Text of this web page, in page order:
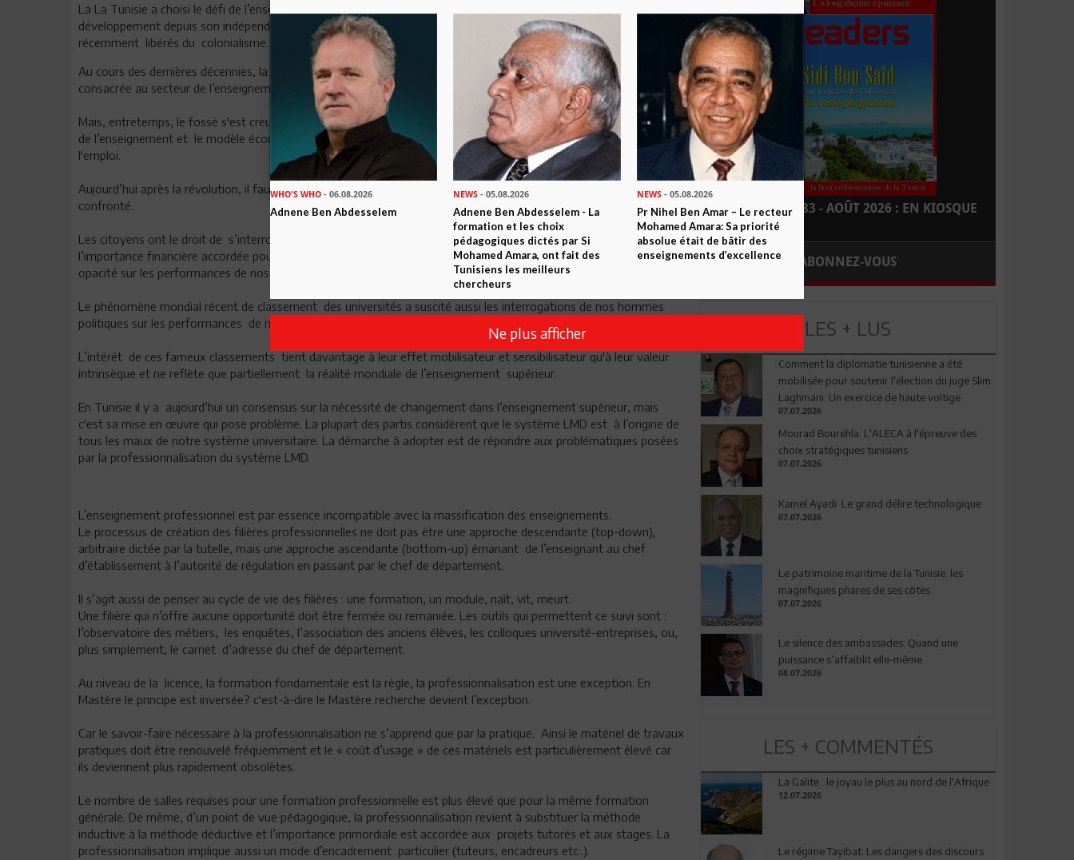
L a La Tunisie a choisi le défi de l’enseignement et de l’éducation comme vecteur de
développement depuis son indépendance en 1956 et à contre-courant de tous les pays
récemment libérés du colonialisme.
Au cours des dernières décennies, la majeure partie des ressources nationales a été
consacrée au secteur de l’enseignement et de l’éducation.
Mais, entretemps, le fossé s'est creusé de plus en plus entre les capacités de production
de l’enseignement et le modèle économique du pays qui n’arrive pas à suivre au niveau de
l'emploi.
Aujourd’hui après la révolution, il faut penser à relever les défis auxquels l’enseignement supérieur se trouve
confronté.
Les citoyens ont le droit de s’interroger sur la justification de la priorité attribuée à l’éducation et la légitimité de
l’importance financière accordée pour le développement de ce secteur. Il faut reconnaître qu'il règne une grande
opacité sur les performances de nos établissements d'enseignement supérieur.
Le phénomène mondial récent de classement des universités a suscité aussi les interrogations de nos hommes
politiques sur les performances de notre modèle.
L’intérêt de ces fameux classements tient davantage à leur effet mobilisateur et sensibilisateur qu'à leur valeur
intrinsèque et ne reflète que partiellement la réalité mondiale de l’enseignement supérieur.
En Tunisie il y a aujourd’hui un consensus sur la nécessité de changement dans l’enseignement supérieur, mais
c'est sa mise en œuvre qui pose problème. La plupart des partis considèrent que le système LMD est à l’origine de
tous les maux de notre système universitaire. La démarche à adopter est de répondre aux problématiques posées
par la professionnalisation du système LMD.
L’enseignement professionnel est par essence incompatible avec la massification des enseignements.
Le processus de création des filières professionnelles ne doit pas être une approche descendante (top-down),
arbitraire dictée par la tutelle, mais une approche ascendante (bottom-up) émanant de l’enseignant au chef
d’établissement à l’autorité de régulation en passant par le chef de département.
Il s’agit aussi de penser au cycle de vie des filières : une formation, un module, naît, vit, meurt.
Une filière qui n’offre aucune opportunité doit être fermée ou remaniée. Les outils qui permettent ce suivi sont :
l’observatoire des métiers, les enquêtes, l’association des anciens élèves, les colloques université-entreprises, ou,
plus simplement, le carnet d’adresse du chef de département.
Au niveau de la licence, la formation fondamentale est la règle, la professionnalisation est une exception. En
Mastère le principe est inversée? c'est-à-dire le Mastère recherche devient l’exception.
Car le savoir-faire nécessaire à la professionnalisation ne s’apprend que par la pratique. Ainsi le matériel de travaux
pratiques doit être renouvelé fréquemment et le « coût d’usage » de ces matériels est particulièrement élevé car
ils deviennent plus rapidement obsolètes.
Le nombre de salles requises pour une formation professionnelle est plus élevé que pour la même formation
générale. De même, d’un point de vue pédagogique, la professionnalisation revient à substituer la méthode
inductive à la méthode déductive et l’importance primordiale est accordée aux projets tutorés et aux stages. La
professionnalisation implique aussi un mode d’encadrement particulier (tuteurs, encadreurs etc..).
LEADERS N° 183 - AOÛT 2026 : EN KIOSQUE
ABONNEZ-VOUS
LES + LUS
Comment la diplomatie tunisienne a été
mobilisée pour soutenir l'élection du juge Slim
Laghmani: Un exercice de haute voltige
07.07.2026
Mourad Bourehla: L'ALECA à l'épreuve des
choix stratégiques tunisiens
07.07.2026
Kamel Ayadi: Le grand délire technologique
07.07.2026
Le patrimoine maritime de la Tunisie: les
magnifiques phares de ses côtes
07.07.2026
Le silence des ambassades: Quand une
puissance s’affaiblit elle-même
08.07.2026
LES + COMMENTÉS
La Galite : le joyau le plus au nord de l'Afrique
12.07.2026
Le régime Tayibat: Les dangers des discours
WHO'S WHO - 06.08.2026
Adnene Ben Abdesselem
NEWS - 05.08.2026
Adnene Ben Abdesselem - La
formation et les choix
pédagogiques dictés par Si
Mohamed Amara, ont fait des
Tunisiens les meilleurs
chercheurs
NEWS- 05.08.2026
Pr Nihel Ben Amar – Le recteur
Mohamed Amara: Sa priorité
absolue était de bâtir des
enseignements d’excellence
Ne plus afficher